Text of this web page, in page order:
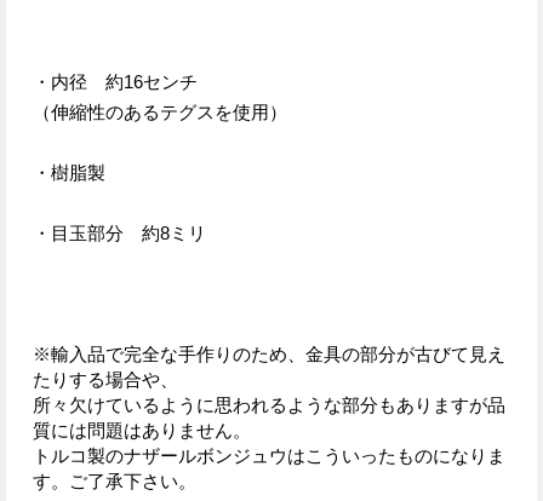
・内径 約16センチ
（伸縮性のあるテグスを使用）
・樹脂製
・目玉部分 約8ミリ
※輸入品で完全な手作りのため、金具の部分が古びて見え
たりする場合や、
所々欠けているように思われるような部分もありますが品
質には問題はありません。
トルコ製のナザールボンジュウはこういったものになりま
す。ご了承下さい。